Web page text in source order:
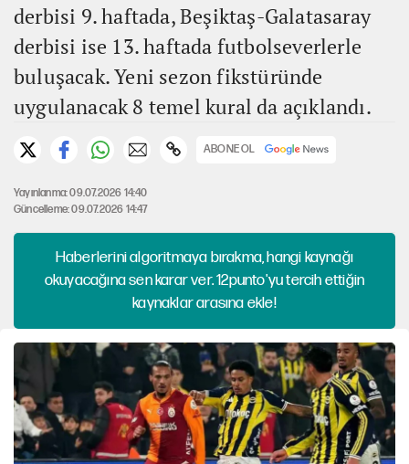
derbisi 9. haftada, Beşiktaş-Galatasaray
derbisi ise 13. haftada futbolseverlerle
buluşacak. Yeni sezon fikstüründe
uygulanacak 8 temel kural da açıklandı.
ABONE OL
Yayınlanma: 09.07.2026 14:40
Güncelleme: 09.07.2026 14:47
Haberlerini algoritmaya bırakma, hangi kaynağı
okuyacağına sen karar ver. 12punto'yu tercih ettiğin
kaynaklar arasına ekle!